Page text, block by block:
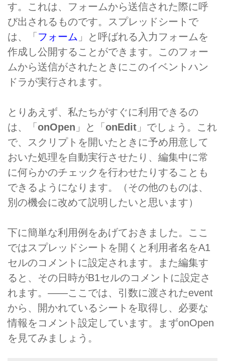
す。これは、フォームから送信された際に呼
び出されるものです。スプレッドシートで
は、「 フォーム 」と呼ばれる入力フォームを
作成し公開することができます。このフォー
ムから送信がされたときにこのイベントハン
ドラが実行されます。
とりあえず、私たちがすぐに利用できるの
は、「 onOpen 」と「 onEdit 」でしょう。これ
で、スクリプトを開いたときに予め用意して
おいた処理を自動実行させたり、編集中に常
に何らかのチェックを行わせたりすることも
できるようになります。（その他のものは、
別の機会に改めて説明したいと思います）
下に簡単な利用例をあげておきました。ここ
ではスプレッドシートを開くと利用者名をA1
セルのコメントに設定されます。また編集す
ると、その日時がB1セルのコメントに設定さ
れます。――ここでは、引数に渡されたevent
から、開かれているシートを取得し、必要な
情報をコメント設定しています。まずonOpen
を見てみましょう。